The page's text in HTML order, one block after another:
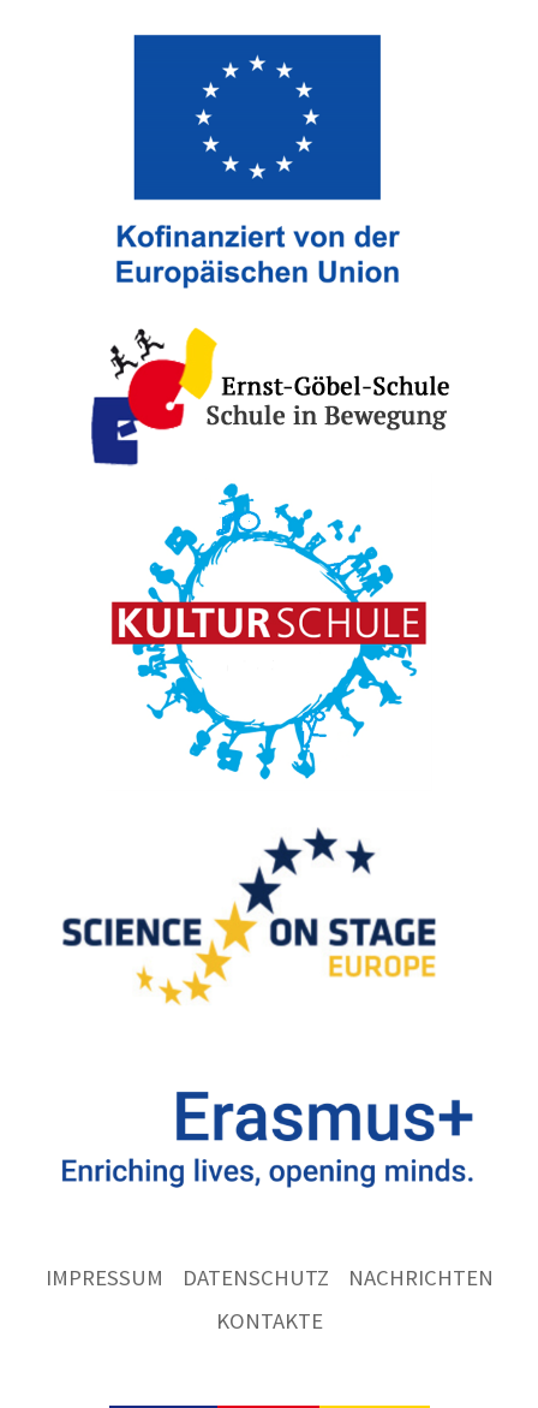
IMPRESSUM DATENSCHUTZ
NACHRICHTEN
KONTAKTE